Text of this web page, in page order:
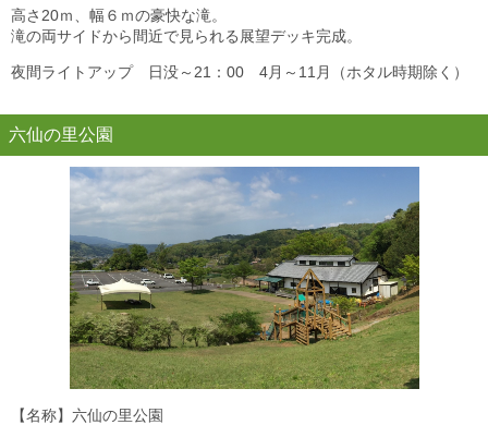
高さ20ｍ、幅６ｍの豪快な滝。
滝の両サイドから間近で見られる展望デッキ完成。
夜間ライトアップ 日没～21：00 4月～11月（ホタル時期除く）
六仙の里公園
【名称】六仙の里公園